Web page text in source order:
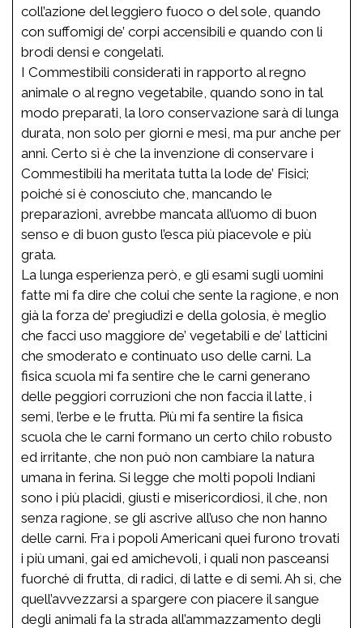
coll’azione del leggiero fuoco o del sole, quando
con suffomigi de’ corpi accensibili e quando con li
brodi densi e congelati.
I Commestibili considerati in rapporto al regno
animale o al regno vegetabile, quando sono in tal
modo preparati, la loro conservazione sarà di lunga
durata, non solo per giorni e mesi, ma pur anche per
anni. Certo sì è che la invenzione di conservare i
Commestibili ha meritata tutta la lode de’ Fisici;
poiché si è conosciuto che, mancando le
preparazioni, avrebbe mancata all’uomo di buon
senso e di buon gusto l’esca più piacevole e più
grata.
La lunga esperienza però, e gli esami sugli uomini
fatte mi fa dire che colui che sente la ragione, e non
già la forza de’ pregiudizi e della golosia, è meglio
che facci uso maggiore de’ vegetabili e de’ latticini
che smoderato e continuato uso delle carni. La
fisica scuola mi fa sentire che le carni generano
delle peggiori corruzioni che non faccia il latte, i
semi, l’erbe e le frutta. Più mi fa sentire la fisica
scuola che le carni formano un certo chilo robusto
ed irritante, che non può non cambiare la natura
umana in ferina. Si legge che molti popoli Indiani
sono i più placidi, giusti e misericordiosi, il che, non
senza ragione, se gli ascrive all’uso che non hanno
delle carni. Fra i popoli Americani quei furono trovati
i più umani, gai ed amichevoli, i quali non pasceansi
fuorché di frutta, di radici, di latte e di semi. Ah sì, che
quell’avvezzarsi a spargere con piacere il sangue
degli animali fa la strada all’ammazzamento degli